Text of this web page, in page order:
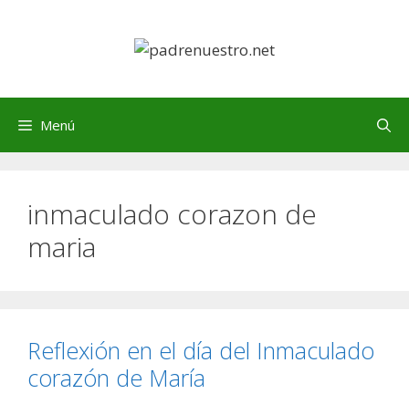
Menú
inmaculado corazon de
maria
Reflexión en el día del Inmaculado
corazón de María